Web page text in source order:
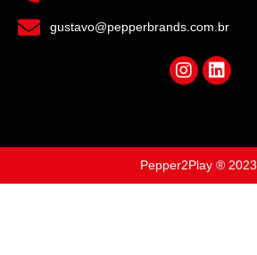
gustavo@pepperbrands.com.br
Pepper2Play ® 2023.